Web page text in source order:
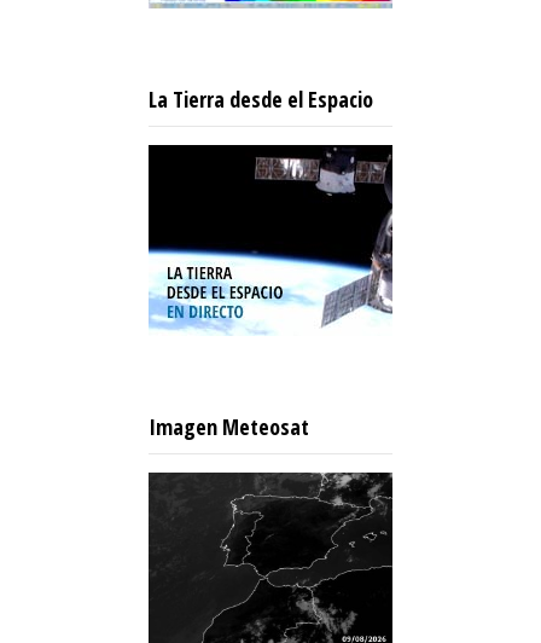
La Tierra desde el Espacio
Imagen Meteosat